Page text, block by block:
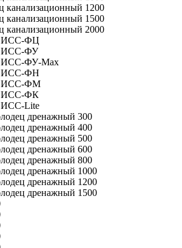
канализационный 1200
канализационный 1500
канализационный 2000
ИСС-ФЦ
ИСС-ФУ
ИСС-ФУ-Мах
ИСС-ФН
ИСС-ФМ
ИСС-ФК
ИСС-Lite
дренажный 300
дренажный 400
дренажный 500
дренажный 600
дренажный 800
дренажный 1000
дренажный 1200
дренажный 1500